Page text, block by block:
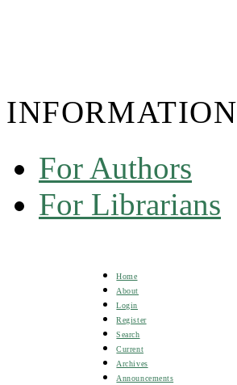
INFORMATION
For Authors
For Librarians
Home
About
Login
Register
Search
Current
Archives
Announcements